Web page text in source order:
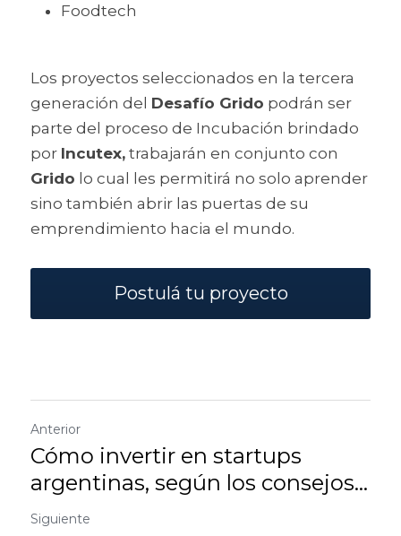
Foodtech
Los proyectos seleccionados en la tercera
generación del Desafío Grido podrán ser
parte del proceso de Incubación brindado
por Incutex,
Grido lo cual les permitirá no solo aprender
sino también abrir las puertas de su
emprendimiento hacia el mundo.
Postulá tu proyecto
Anterior
Cómo invertir en startups
argentinas, según los consejos...
Siguiente